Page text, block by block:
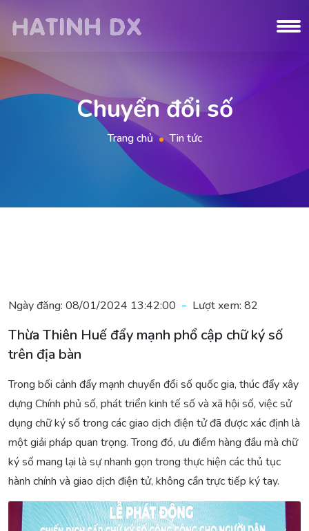
Chuyển đổi số
Trang chủ Tin tức
Ngày đăng: 08/01/2024 13:42:00 Lượt xem: 82
Thừa Thiên Huế đẩy mạnh phổ cập chữ ký số
trên địa bàn
Trong bối cảnh đẩy mạnh chuyển đổi số quốc gia, thúc đẩy xây
dựng Chính phủ số, phát triển kinh tế số và xã hội số, việc sử
dụng chữ ký số trong các giao dịch điện tử đã được xác định là
một giải pháp quan trọng. Trong đó, ưu điểm hàng đầu mà chữ
ký số mang lại là sự nhanh gọn trong thực hiện các thủ tục
hành chính và giao dịch điện tử, không cần trực tiếp ký tay.